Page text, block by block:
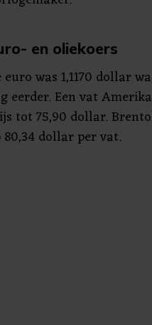
en oliekoers
euro was 1,1170 dollar
eerder. Een vat
tot 75,90 dollar.
80,34 dollar per vat.